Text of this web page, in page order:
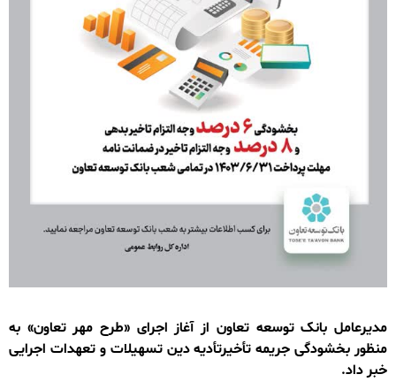
مدیرعامل بانک توسعه تعاون از آغاز اجرای «طرح مهر تعاون» به
منظور بخشودگی جریمه تأخیرتأدیه دین تسهیلات و تعهدات اجرایی
خبر داد.